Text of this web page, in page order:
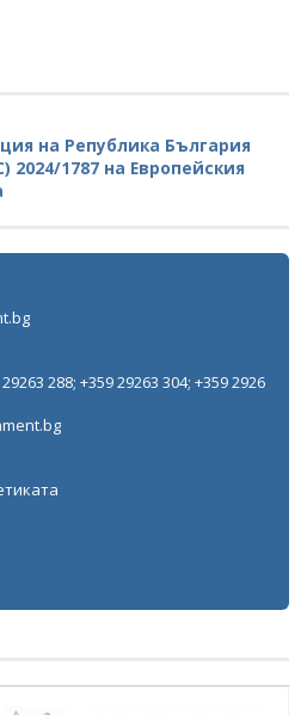
на Република България
2024/1787 на Европейския
288; +359 29263 304; +359 2926